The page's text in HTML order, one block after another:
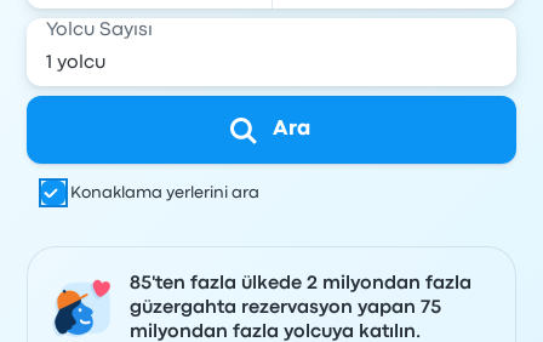
Yolcu Sayısı
Ara
Konaklama yerlerini ara
85'ten fazla ülkede 2 milyondan fazla
güzergahta rezervasyon yapan 75
milyondan fazla yolcuya katılın.